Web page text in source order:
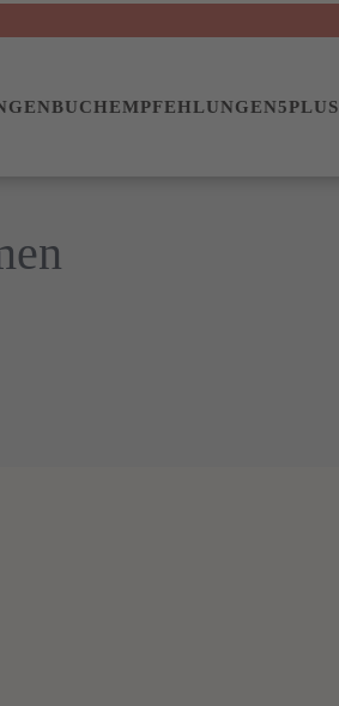
BUCHEMPFEHLUNGEN5PLUS